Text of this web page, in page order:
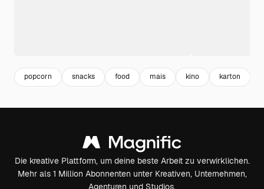
popcorn snacks food mais kino karton
Die kreative Plattform, um deine beste Arbeit zu verwirklichen.
Mehr als 1 Million Abonnenten unter Kreativen, Unternehmen,
Agenturen und Studios.